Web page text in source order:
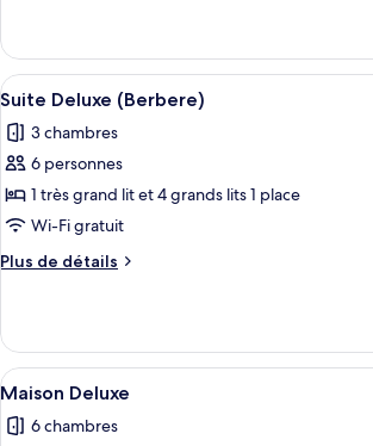
Suite
Deluxe
(Mogador)
le
type
de
Suite
Deluxe
Afficher
toutes
les
photos
pour
ce
type
de
Suite
Deluxe
(Berbere)
Un hall
49
Suite Deluxe (Berbere)
3 chambres
6 personnes
1 très grand lit et 4 grands lits 1 place
Wi-Fi gratuit
Plus de détails
Plus
le
type
de
Suite
Afficher
toutes
les
Un intérieur
19
Maison Deluxe
6 chambres